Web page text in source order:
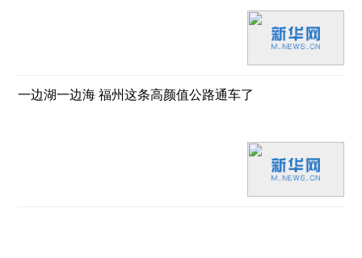
一边湖一边海 福州这条高颜值公路通车了